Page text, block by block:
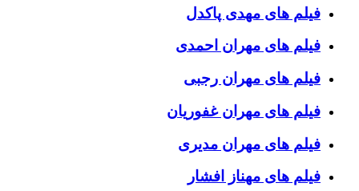
فیلم های مهدی پاکدل
فیلم های مهران احمدی
فیلم های مهران رجبی
فیلم های مهران غفوریان
فیلم های مهران مدیری
فیلم های مهناز افشار